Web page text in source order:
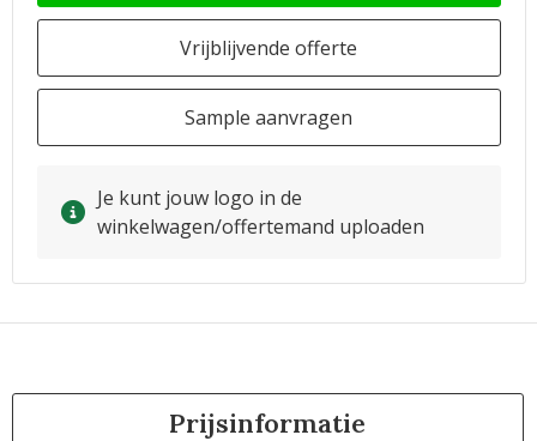
Vrijblijvende offerte
Sample aanvragen
Je kunt jouw logo in de
winkelwagen/offertemand uploaden
Prijsinformatie